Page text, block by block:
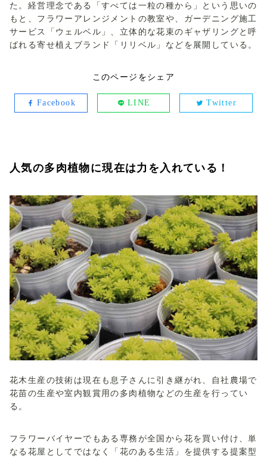
た。経営理念である「すべては一粒の種から」という思いの
もと、フラワーアレンジメントの教室や、ガーデニング施工
サービス「ウェルベル」、立体的な花束のギャザリングと呼
ばれる寄せ植えブランド「リリベル」などを展開している。
このページをシェア
Facebook LINE Twitter
人気の多肉植物に現在は力を入れている！
花木生産の技術は現在も息子さんに引き継がれ、自社農場で
花苗の生産や室内観賞用の多肉植物などの生産を行ってい
る。
フラワーバイヤーでもある専務が全国から花を買い付け、単
なる花屋としてではなく「花のある生活」を提供する提案型